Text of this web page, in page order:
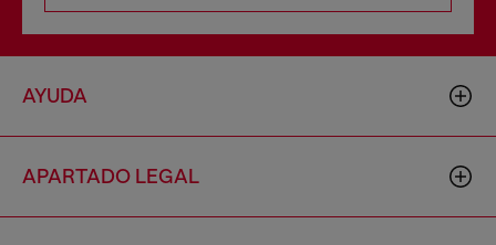
AYUDA
APARTADO LEGAL